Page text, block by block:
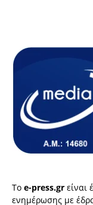
Το e-press.gr είναι
ενημέρωσης με